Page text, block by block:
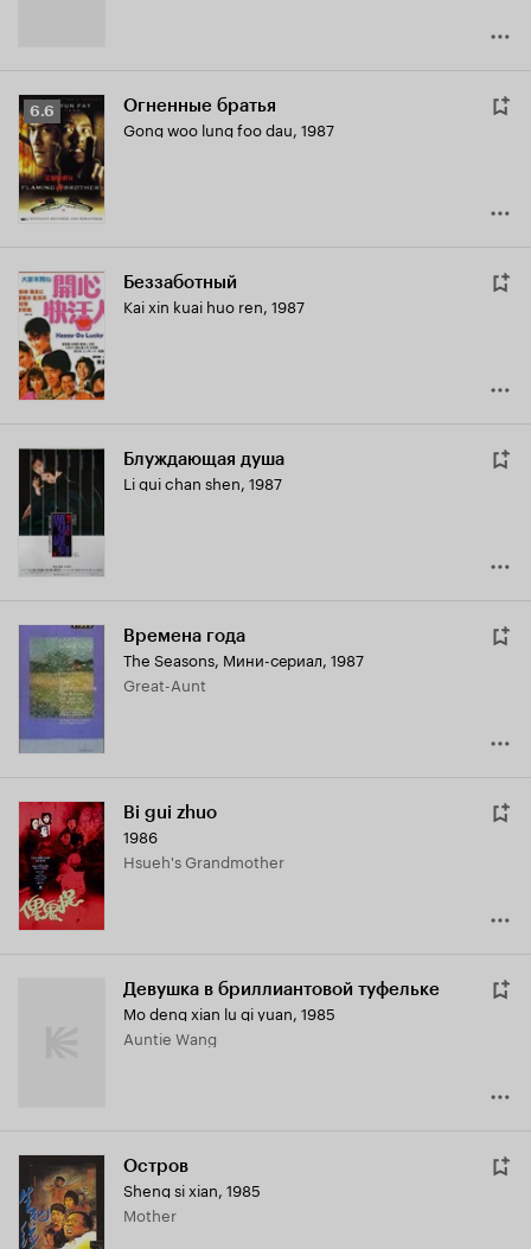
Рейтинг
Кинопоиска
6.6
6.6 Огненные братья
Gong woo lung foo dau, 1987
Беззаботный
Kai xin kuai huo ren, 1987
Блуждающая душа
Li gui chan shen, 1987
Времена года
The Seasons, Мини-сериал, 1987
Great-Aunt
Bi gui zhuo
1986
Hsueh's Grandmother
Девушка в бриллиантовой туфельке
Mo deng xian lu qi yuan, 1985
Auntie Wang
Остров
Sheng si xian, 1985
Mother